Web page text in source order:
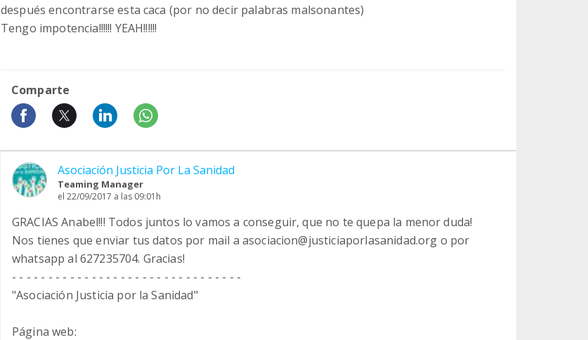
después encontrarse esta caca (por no decir palabras malsonantes)
Tengo impotencia!!!!!! YEAH!!!!!!
Comparte
Asociación Justicia Por La Sanidad
Teaming Manager
el 22/09/2017 a las 09:01h
GRACIAS Anabel!!! Todos juntos lo vamos a conseguir, que no te quepa la menor duda!
Nos tienes que enviar tus datos por mail a asociacion@justiciaporlasanidad.org o por
whatsapp al 627235704. Gracias!
- - - - - - - - - - - - - - - - - - - - - - - - - - - - - - - -
"Asociación Justicia por la Sanidad"
Página web: